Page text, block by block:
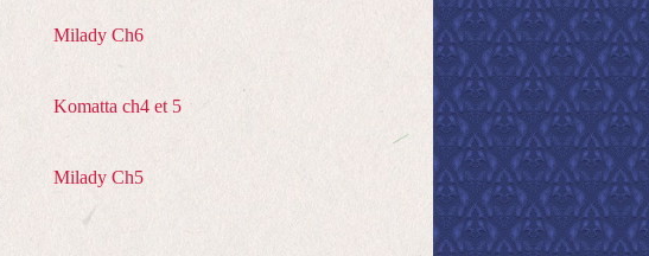
Milady Ch6
Komatta ch4 et 5
Milady Ch5